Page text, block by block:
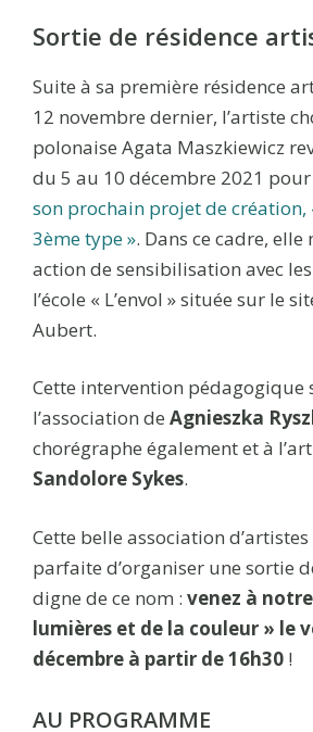
Sortie de résidence
Suite à sa première résidence
12 novembre dernier, l’artiste
polonaise Agata Maszkiewicz
du 5 au 10 décembre 2021
son prochain projet de création,
3ème type ». Dans ce cadre, elle
action de sensibilisation avec
l’école « L’envol » située sur le
Aubert.
Cette intervention pédagogique
l’association de Agnieszka
chorégraphe également et à
Sandolore Sykes.
Cette belle association d’artistes
parfaite d’organiser une sortie
digne de ce nom : venez à
lumières et de la couleur » le
décembre à partir de 16h30 !
AU PROGRAMME